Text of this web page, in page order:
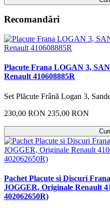
Recomandări
Placute Frana LOGAN 3,
Renault 410608885R
Set Plăcute Frână Logan 3,
230,00 RON 235,00 RON
Pachet Placute si Discuri
JOGGER, Originale Renault
402062650R)